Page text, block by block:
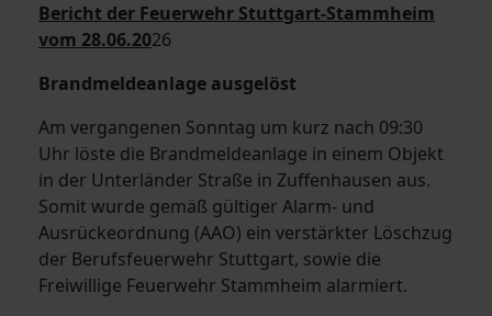
Bericht der Feuerwehr Stuttgart-Stammheim
vom 28.06.2026
Brandmeldeanlage ausgelöst
Am vergangenen Sonntag um kurz nach 09:30
Uhr löste die Brandmeldeanlage in einem Objekt
in der Unterländer Straße in Zuffenhausen aus.
Somit wurde gemäß gültiger Alarm- und
Ausrückeordnung (AAO) ein verstärkter Löschzug
der Berufsfeuerwehr Stuttgart, sowie die
Freiwillige Feuerwehr Stammheim alarmiert.